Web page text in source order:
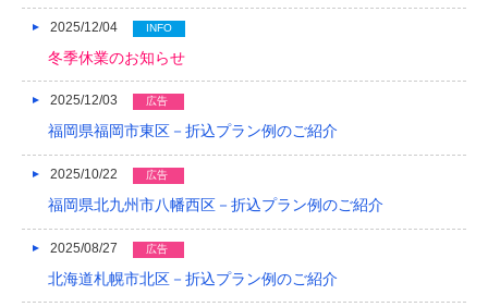
2019/05
2019/04
2019/03
2018/12
2018/11
2025/12/04 INFO
冬季休業のお知らせ
2025/12/03 広告
福岡県福岡市東区－折込プラン例のご紹介
2025/10/22 広告
福岡県北九州市八幡西区－折込プラン例のご紹介
2025/08/27 広告
北海道札幌市北区－折込プラン例のご紹介